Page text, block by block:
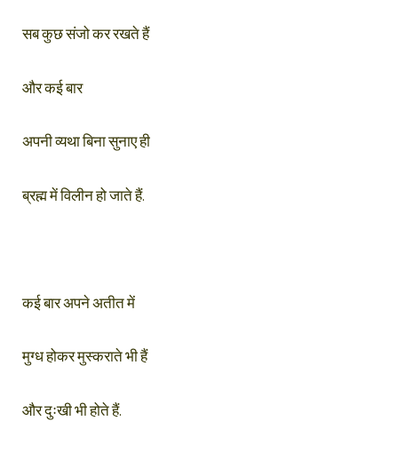
सब कुछ संजो कर रखते हैं
और कई बार
अपनी व्यथा बिना सुनाए ही
ब्रह्म में विलीन हो जाते हैं.
कई बार अपने अतीत में
मुग्ध होकर मुस्कराते भी हैं
और दुःखी भी होते हैं.